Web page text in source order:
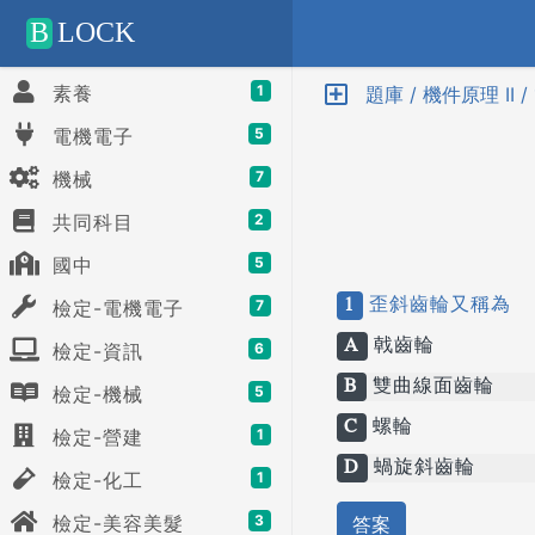
Positive SSL
B LOCK
素養 1
電機電子 5
機械 7
共同科目 2
國中 5
檢定-電機電子 7
檢定-資訊 6
檢定-機械 5
檢定-營建 1
檢定-化工 1
檢定-美容美髮 3
題庫 / 機件原理 II /
1 歪斜齒輪又稱為
A 戟齒輪
B 雙曲線面齒輪
C 螺輪
D 蝸旋斜齒輪
答案